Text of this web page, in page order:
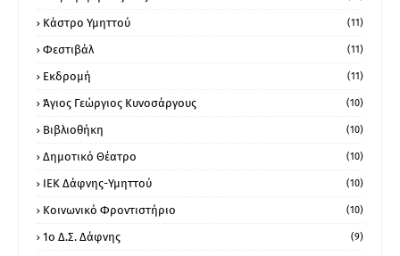
Κάστρο Υμηττού (11)
Φεστιβάλ (11)
Εκδρομή (11)
Άγιος Γεώργιος Κυνοσάργους (10)
Βιβλιοθήκη (10)
Δημοτικό Θέατρο (10)
ΙΕΚ Δάφνης-Υμηττού (10)
Κοινωνικό Φροντιστήριο (10)
1ο Δ.Σ. Δάφνης (9)